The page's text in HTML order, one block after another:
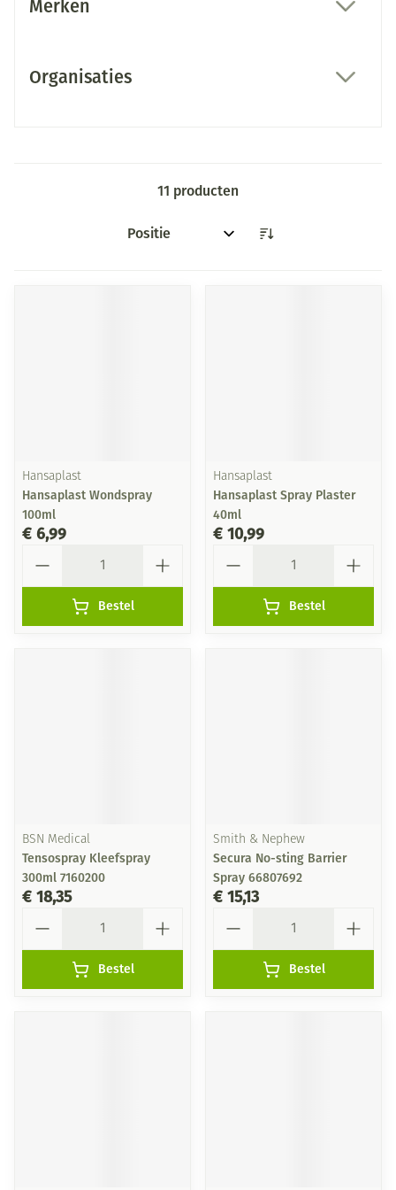
Merken
Organisaties
11 producten
Sorteer op:
Hansaplast
Hansaplast Wondspray
100ml
€ 6,99
Bestel
Hansaplast
Hansaplast Spray Plaster
40ml
€ 10,99
Bestel
BSN Medical
Tensospray Kleefspray
300ml 7160200
€ 18,35
Bestel
Smith & Nephew
Secura No-sting Barrier
Spray 66807692
€ 15,13
Bestel